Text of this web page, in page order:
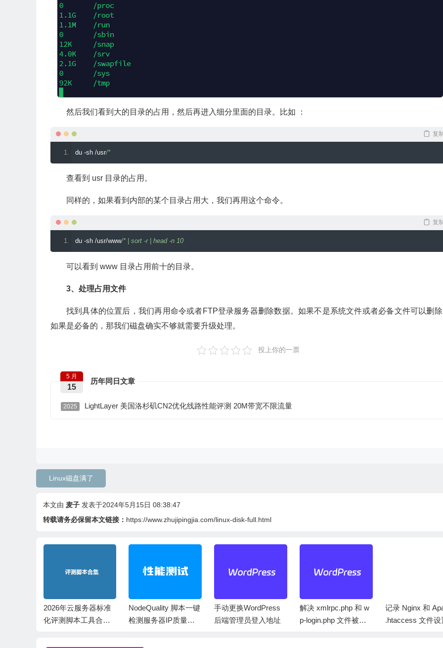
然后我们看到大的目录的占用，然后再进入细分里面的目录。比如 ：
复
du -sh /usr/*
查看到 usr 目录的占用。
同样的，如果看到内部的某个目录占用大，我们再用这个命令。
复
du -sh /usr/www/* | sort -r | head -n 10
可以看到 www 目录占用前十的目录。
3、处理占用文件
找到具体的位置后，我们再用命令或者FTP登录服务器删除数据。如果不是系统文件或者必备文件可以删
如果是必备的，那我们磁盘确实不够就需要升级处理。
投上你的一票
历年同日文章
5 月
15
2025 LightLayer 美国洛杉矶CN2优化线路性能评测 20M带宽不限流量
Linux磁盘满了
本文由 麦子 发表于2024年5月15日 08:38:47
转载请务必保留本文链接： https://www.zhujipingjia.com/linux-disk-full.html
2026年云服务器标准
化评测脚本工具合集
NodeQuality 脚本一键
检测服务器IP质量网
手动更换WordPress
后端管理员登入地址
解决 xmlrpc.php 和 w
p-login.php 文件被攻
记录 Nginx 和
.htaccess 文件设